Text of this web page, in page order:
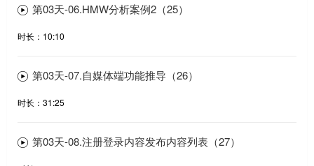
第03天-06.HMW分析案例2（25）
时长：10:10
第03天-07.自媒体端功能推导（26）
时长：31:25
第03天-08.注册登录内容发布内容列表（27）